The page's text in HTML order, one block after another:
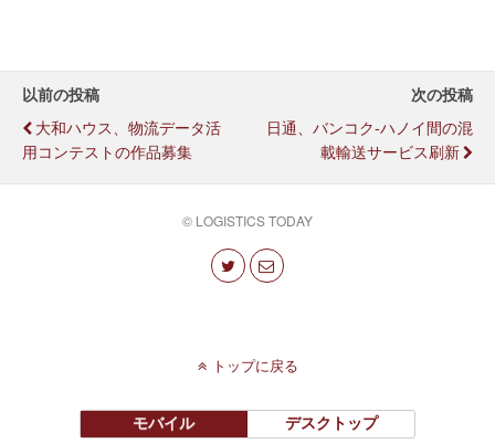
以前の投稿
大和ハウス、物流データ活
用コンテストの作品募集
次の投稿
日通、バンコク-ハノイ間の混
載輸送サービス刷新
© LOGISTICS TODAY
トップに戻る
モバイル デスクトップ